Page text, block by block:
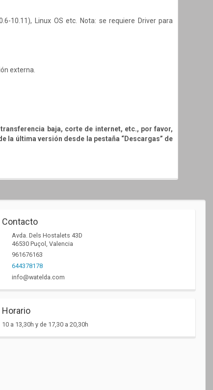
10.11), Linux OS etc. Nota: se requiere Driver para
externa.
baja, corte de internet, etc., por favor,
última versión desde la pestaña “Descargas” de
Contacto
Avda. Dels Hostalets 43D
46530 Puçol , Valencia
961676163
644378178
info@watelda.com
Horario
10 a 13,30h y de 17,30 a 20,30h